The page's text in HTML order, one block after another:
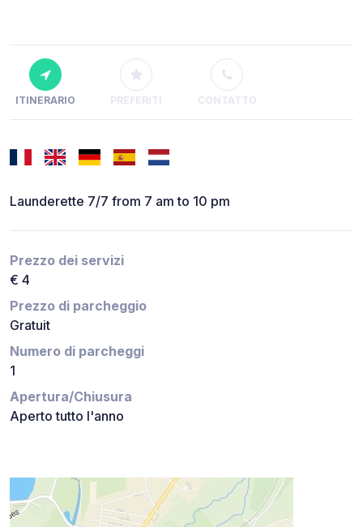
ITINERARIO PREFERITI CONTATTO
Launderette 7/7 from 7 am to 10 pm
Prezzo dei servizi
€ 4
Prezzo di parcheggio
Gratuit
Numero di parcheggi
1
Apertura/Chiusura
Aperto tutto l'anno